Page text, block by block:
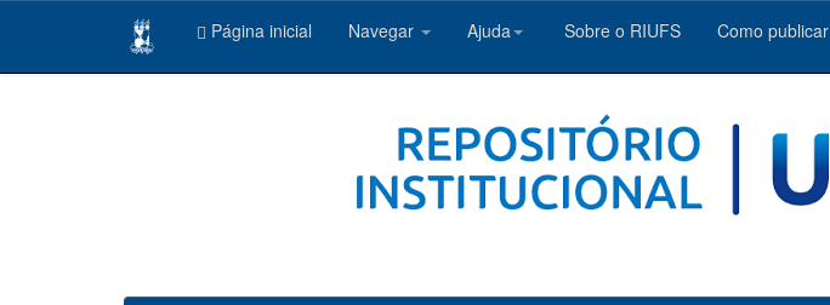
Página inicial Navegar Ajuda Sobre o RIUFS Como publicar